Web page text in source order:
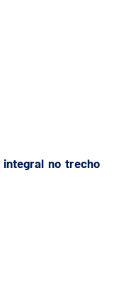
no trecho